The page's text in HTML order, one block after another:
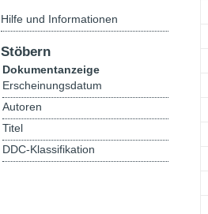
Hilfe und Informationen
Stöbern
Dokumentanzeige
Erscheinungsdatum
Autoren
Titel
DDC-Klassifikation